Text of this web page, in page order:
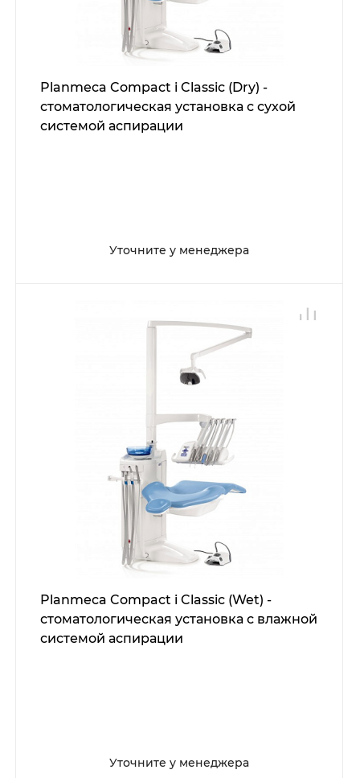
Planmeca Compact i Classic (Dry) -
стоматологическая установка с сухой
системой аспирации
Уточните у менеджера
Planmeca Compact i Classic (Wet) -
стоматологическая установка с влажной
системой аспирации
Уточните у менеджера